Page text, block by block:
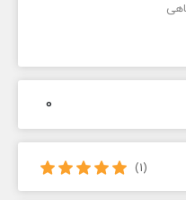
0
(1)